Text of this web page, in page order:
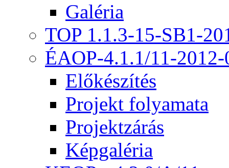
Galéria
TOP 1.1.3-15-SB1-
ÉAOP-4.1.1/11-2012-
Előkészítés
Projekt folyamata
Projektzárás
Képgaléria